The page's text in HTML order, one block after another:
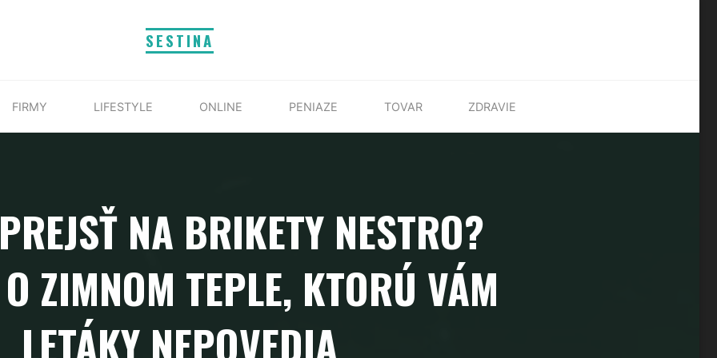
SESTINA
FIRMY LIFESTYLE ONLINE PENIAZE TOVAR ZDRAVIE
NA BRIKETY NESTRO?
ZIMNOM TEPLE, KTORÚ VÁM
LETÁKY NEPOVEDIA